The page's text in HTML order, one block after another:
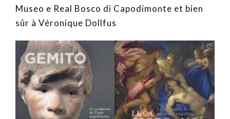
Museo e Real Bosco di Capodimonte et bien
sûr à Véronique Dollfus